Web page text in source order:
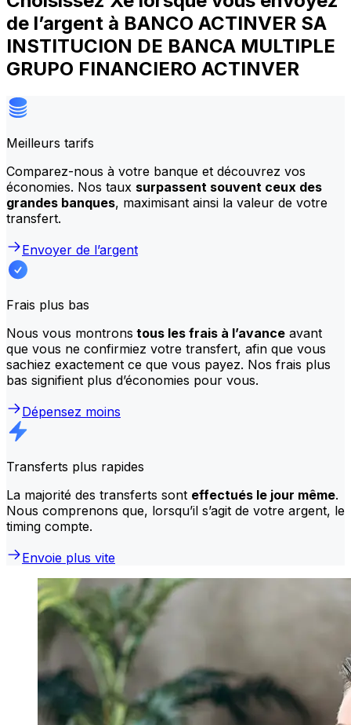
de l’argent à BANCO ACTINVER SA
INSTITUCION DE BANCA MULTIPLE
GRUPO FINANCIERO ACTINVER
Meilleurs tarifs
Comparez-nous à votre banque et découvrez vos
économies. Nos taux surpassent souvent ceux des
grandes banques, maximisant ainsi la valeur de votre
transfert.
Envoyer de l’argent
Frais plus bas
Nous vous montrons tous les frais à l’avance avant
que vous ne confirmiez votre transfert, afin que vous
sachiez exactement ce que vous payez. Nos frais plus
bas signifient plus d’économies pour vous.
Dépensez moins
Transferts plus rapides
La majorité des transferts sont effectués le jour même.
Nous comprenons que, lorsqu’il s’agit de votre argent, le
timing compte.
Envoie plus vite